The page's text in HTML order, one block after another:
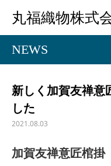
丸福織物株式
NEWS
新しく加賀友禅意
した
2021.08.03
加賀友禅意匠棺掛